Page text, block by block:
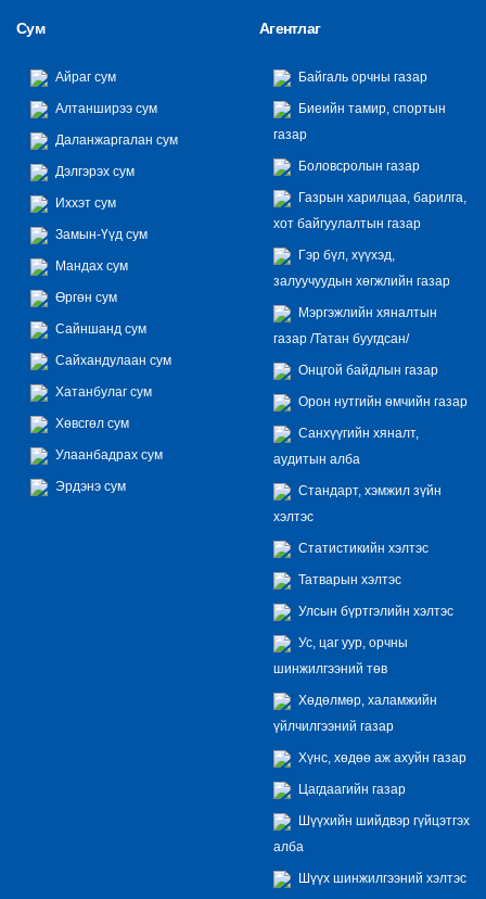
Сум
Айраг сум
Алтанширээ сум
Даланжаргалан сум
Дэлгэрэх сум
Иххэт сум
Замын-Үүд сум
Мандах сум
Өргөн сум
Сайншанд сум
Сайхандулаан сум
Хатанбулаг сум
Хөвсгөл сум
Улаанбадрах сум
Эрдэнэ сум
Агентлаг
Байгаль орчны газар
Биеийн тамир, спортын
газар
Боловсролын газар
Газрын харилцаа, барилга,
хот байгуулалтын газар
Гэр бүл, хүүхэд,
залуучуудын хөгжлийн газар
Мэргэжлийн хяналтын
газар /Татан буугдсан/
Онцгой байдлын газар
Орон нутгийн өмчийн газар
Санхүүгийн хяналт,
аудитын алба
Стандарт, хэмжил зүйн
хэлтэс
Статистикийн хэлтэс
Татварын хэлтэс
Улсын бүртгэлийн хэлтэс
Ус, цаг уур, орчны
шинжилгээний төв
Хөдөлмөр, халамжийн
үйлчилгээний газар
Хүнс, хөдөө аж ахуйн газар
Цагдаагийн газар
Шүүхийн шийдвэр гүйцэтгэх
алба
Шүүх шинжилгээний хэлтэс